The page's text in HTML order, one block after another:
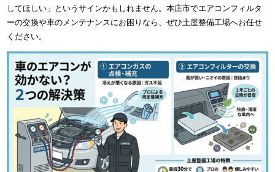
してほしい」というサインかもしれません。本庄市でエアコンフィルタ
ーの交換や車のメンテナンスにお困りなら、ぜひ土屋整備工場へお任せ
ください。